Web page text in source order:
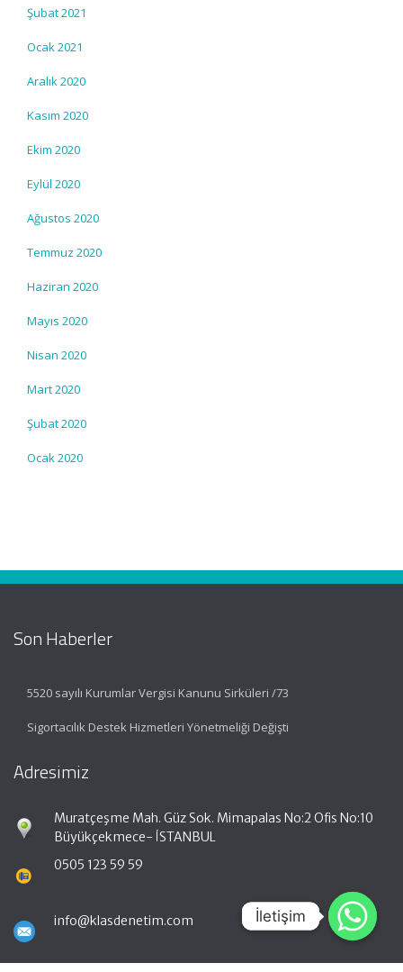
Şubat 2021
Ocak 2021
Aralık 2020
Kasım 2020
Ekim 2020
Eylül 2020
Ağustos 2020
Temmuz 2020
Haziran 2020
Mayıs 2020
Nisan 2020
Mart 2020
Şubat 2020
Ocak 2020
Son Haberler
5520 sayılı Kurumlar Vergisi Kanunu Sirküleri /73
Sigortacılık Destek Hizmetleri Yönetmeliği Değişti
Adresimiz
Muratçeşme Mah. Güz Sok. Mimapalas No:2 Ofis No:10
Büyükçekmece- İSTANBUL
0505 123 59 59
info@klasdenetim.com İletişim
İletişim